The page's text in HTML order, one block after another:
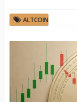
ALTCOIN